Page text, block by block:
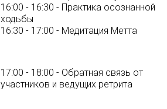
16:00 - 16:30 - Практика осознанной
ходьбы
16:30 - 17:00 - Медитация Метта
17:00 - 18:00 - Обратная связь от
участников и ведущих ретрита